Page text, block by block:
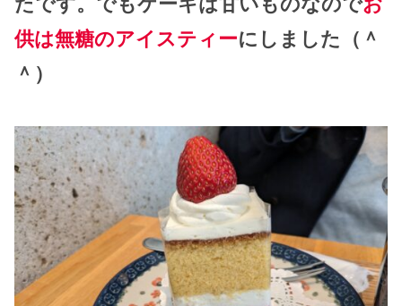
供は無糖のアイスティーにしました（＾
＾）